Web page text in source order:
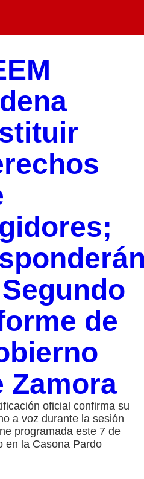
de
Zamora
oficial confirma su
a voz durante la sesión
programada este 7 de
en la Casona Pardo